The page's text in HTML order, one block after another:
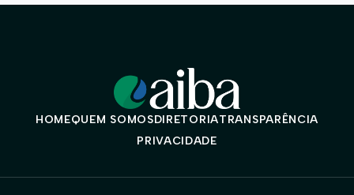
HOMEQUEM SOMOSDIRETORIATRANSPARÊNCIA
PRIVACIDADE